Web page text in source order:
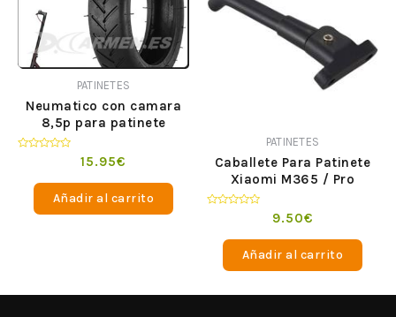
PATINETES
Neumatico con camara
8,5p para patinete
15.95€
Añadir al carrito
PATINETES
Caballete Para Patinete
Xiaomi M365 / Pro
9.50€
Añadir al carrito